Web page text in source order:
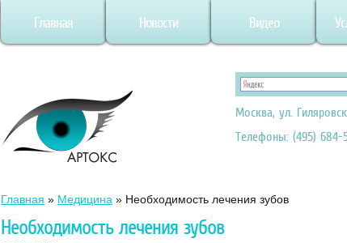
Главная Новости Видео
Москва, ул.
Телефоны: (495) 684-
Главная » Медицина » Необходимость лечения зубов
Необходимость лечения зубов